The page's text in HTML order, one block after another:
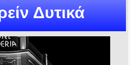
Δυτικά